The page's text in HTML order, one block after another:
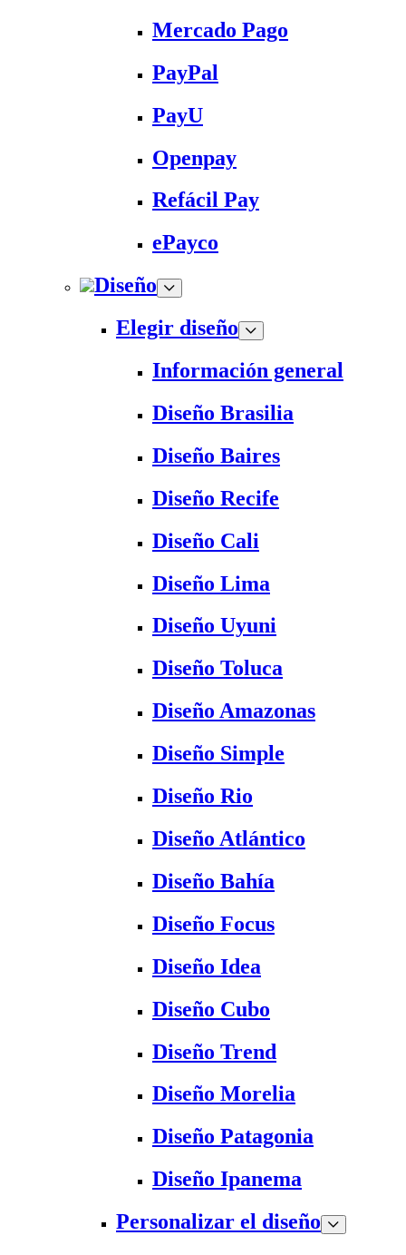
Mercado Pago
PayPal
PayU
Openpay
Refácil Pay
ePayco
Diseño
Elegir diseño
Información general
Diseño Brasilia
Diseño Baires
Diseño Recife
Diseño Cali
Diseño Lima
Diseño Uyuni
Diseño Toluca
Diseño Amazonas
Diseño Simple
Diseño Rio
Diseño Atlántico
Diseño Bahía
Diseño Focus
Diseño Idea
Diseño Cubo
Diseño Trend
Diseño Morelia
Diseño Patagonia
Diseño Ipanema
Personalizar el diseño